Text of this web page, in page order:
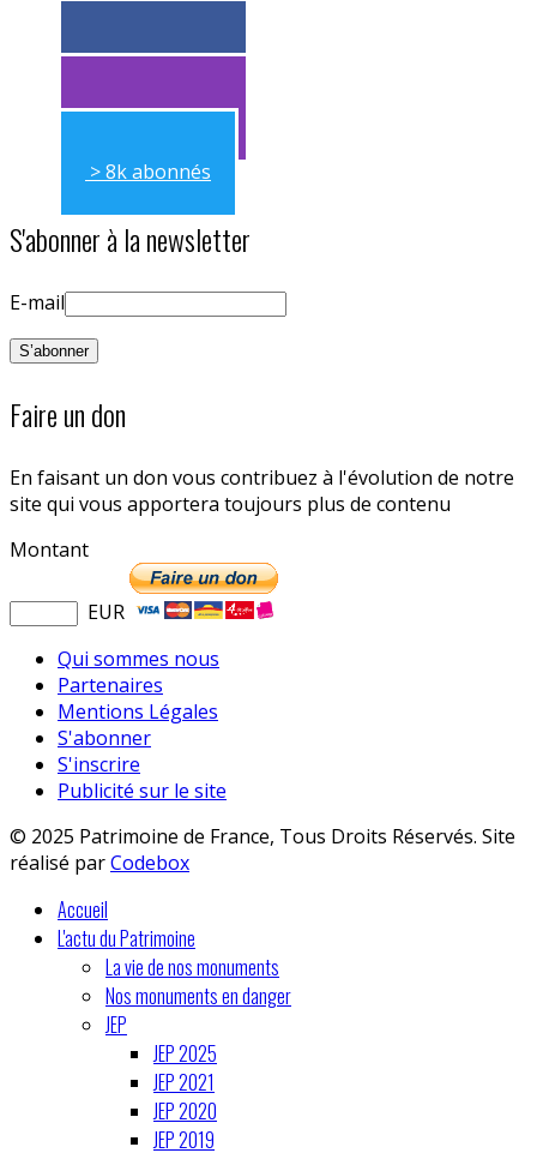
> 11k abonnés
> 11k abonnés
> 8k abonnés
S'abonner à la newsletter
E-mail
Faire un don
En faisant un don vous contribuez à l'évolution de notre
site qui vous apportera toujours plus de contenu
Montant
EUR
Qui sommes nous
Partenaires
Mentions Légales
S'abonner
S'inscrire
Publicité sur le site
© 2025 Patrimoine de France, Tous Droits Réservés. Site
réalisé parCodebox
Accueil
L'actu du Patrimoine
La vie de nos monuments
Nos monuments en danger
JEP
JEP 2025
JEP 2021
JEP 2020
JEP 2019